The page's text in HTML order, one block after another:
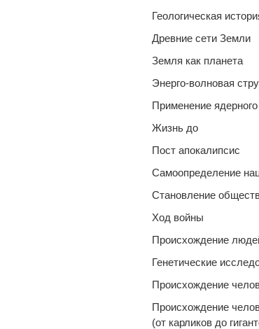
Геологическая
Древние сети Земли
Земля как планета
Энерго-волновая
Применение
Жизнь до
Пост апокалипсис
Самоопределение
Становление
Ход войны
Происхождение
Генетические
Происхождение
Происхождение
(от карликов до